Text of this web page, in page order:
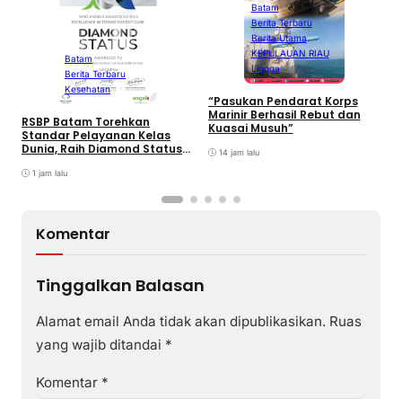
Batam
Berita Terbaru
Kesehatan
RSBP Batam Torehkan
Standar Pelayanan Kelas
Dunia, Raih Diamond Status
1 jam lalu
Batam
Berita Terbaru
Berita Utama
KEPULAUAN RIAU
Lingga
“Pasukan Pendarat Korps
Marinir Berhasil Rebut dan
Kuasai Musuh”
14 jam lalu
Komentar
Tinggalkan Balasan
Alamat email Anda tidak akan dipublikasikan. Ruas
yang wajib ditandai *
Komentar *